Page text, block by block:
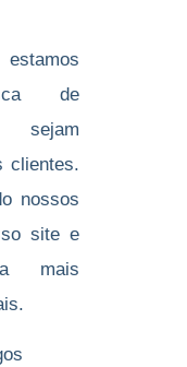
de
sejam
clientes.
nossos
site e
mais